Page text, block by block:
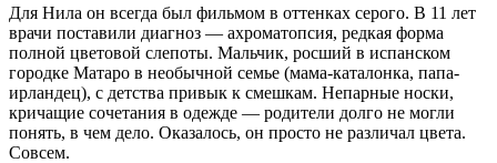
Для Нила он всегда был фильмом в оттенках серого. В 11 лет
врачи поставили диагноз — ахроматопсия, редкая форма
полной цветовой слепоты. Мальчик, росший в испанском
городке Матаро в необычной семье (мама-каталонка, папа-
ирландец), с детства привык к смешкам. Непарные носки,
кричащие сочетания в одежде — родители долго не могли
понять, в чем дело. Оказалось, он просто не различал цвета.
Совсем.